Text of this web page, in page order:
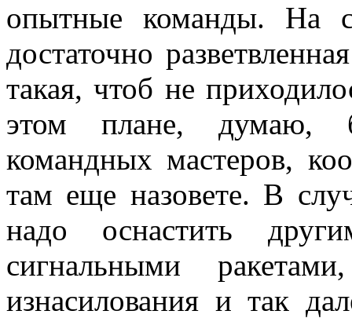
опытные команды. На
достаточно
такая, чтоб не
этом плане, думаю,
командных мастеров,
там еще назовете. В
надо оснастить
сигнальными
изнасилования и так